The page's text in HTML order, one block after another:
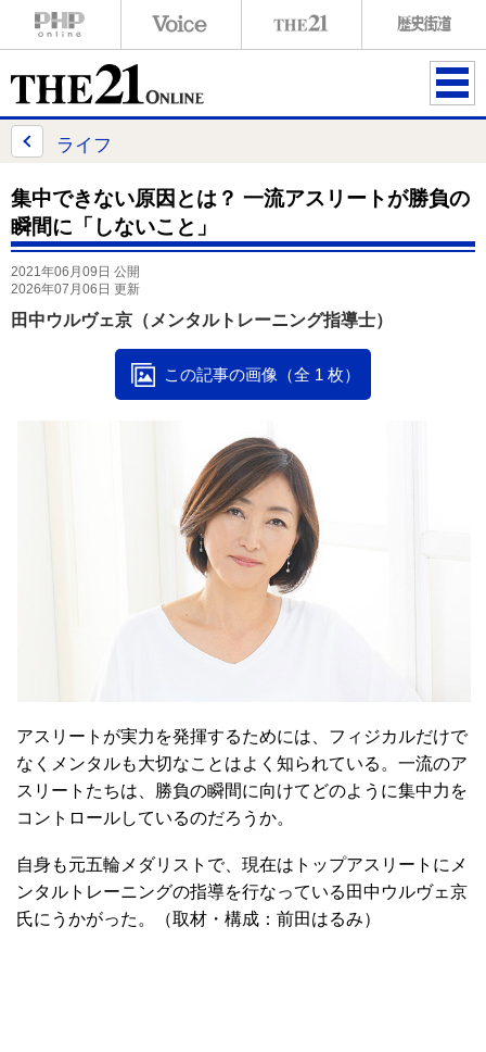
ME
ライフ
集中できない原因とは？ 一流アスリートが勝負の
瞬間に「しないこと」
2021年06月09日 公開
2026年07月06日 更新
田中ウルヴェ京（メンタルトレーニング指導士）
この記事の画像（全 1 枚）
アスリートが実力を発揮するためには、フィジカルだけで
なくメンタルも大切なことはよく知られている。一流のア
スリートたちは、勝負の瞬間に向けてどのように集中力を
コントロールしているのだろうか。
自身も元五輪メダリストで、現在はトップアスリートにメ
ンタルトレーニングの指導を行なっている田中ウルヴェ京
氏にうかがった。（取材・構成：前田はるみ）